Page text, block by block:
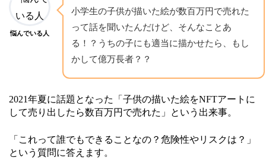
悩んでいる人
小学生の子供が描いた絵が数百万円で売れた
って話を聞いたんだけど、そんなことあ
る！？うちの子にも適当に描かせたら、もし
かして億万長者？？
2021年夏に話題となった「子供の描いた絵をNFTアートに
して売り出したら数百万円で売れた」という出来事。
「これって誰でもできることなの？危険性やリスクは？」
という質問に答えます。